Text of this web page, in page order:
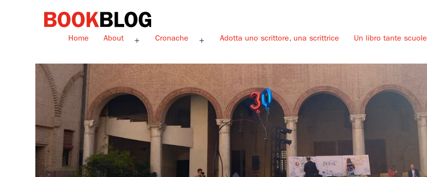
Home About
Apri
Cronache
Apri
Adotta uno scrittore, una scrittrice Un libro tante scuole